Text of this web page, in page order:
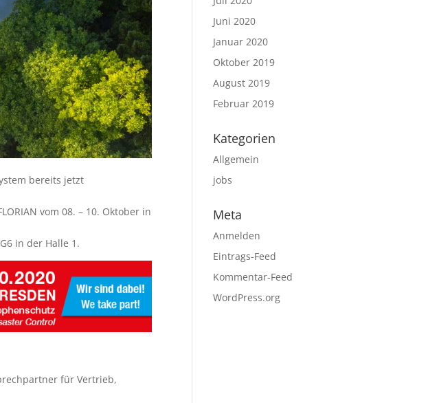
bereits jetzt
vom 08. – 10. Oktober in
in der Halle 1.
für Vertrieb,
Juni 2020
Januar 2020
Oktober 2019
August 2019
Februar 2019
Kategorien
Allgemein
jobs
Meta
Anmelden
Eintrags-Feed
Kommentar-Feed
WordPress.org